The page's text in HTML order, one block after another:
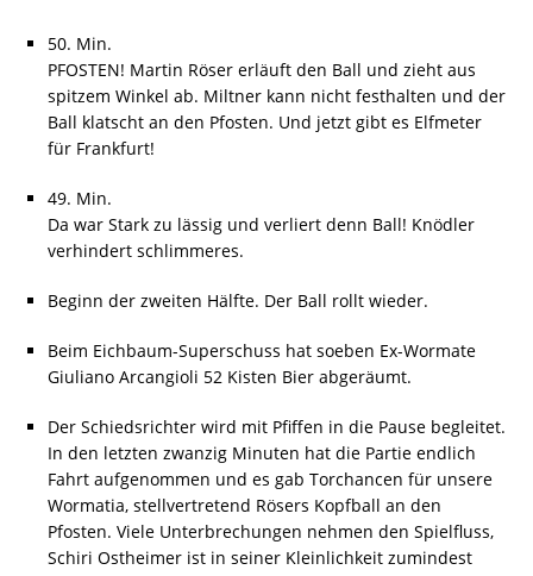
50. Min.
PFOSTEN! Martin Röser erläuft den Ball und zieht aus
spitzem Winkel ab. Miltner kann nicht festhalten und der
Ball klatscht an den Pfosten. Und jetzt gibt es Elfmeter
für Frankfurt!
49. Min.
Da war Stark zu lässig und verliert denn Ball! Knödler
verhindert schlimmeres.
Beginn der zweiten Hälfte. Der Ball rollt wieder.
Beim Eichbaum-Superschuss hat soeben Ex-Wormate
Giuliano Arcangioli 52 Kisten Bier abgeräumt.
Der Schiedsrichter wird mit Pfiffen in die Pause begleitet.
In den letzten zwanzig Minuten hat die Partie endlich
Fahrt aufgenommen und es gab Torchancen für unsere
Wormatia, stellvertretend Rösers Kopfball an den
Pfosten. Viele Unterbrechungen nehmen den Spielfluss,
Schiri Ostheimer ist in seiner Kleinlichkeit zumindest